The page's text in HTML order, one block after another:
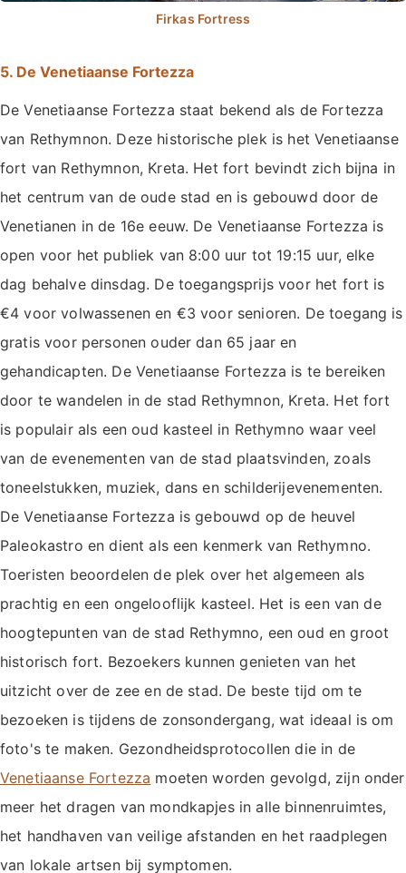
5. De Venetiaanse Fortezza
De Venetiaanse Fortezza staat bekend als de Fortezza
van Rethymnon. Deze historische plek is het Venetiaanse
fort van Rethymnon, Kreta. Het fort bevindt zich bijna in
het centrum van de oude stad en is gebouwd door de
Venetianen in de 16e eeuw. De Venetiaanse Fortezza is
open voor het publiek van 8:00 uur tot 19:15 uur, elke
dag behalve dinsdag. De toegangsprijs voor het fort is
€4 voor volwassenen en €3 voor senioren. De toegang is
gratis voor personen ouder dan 65 jaar en
gehandicapten. De Venetiaanse Fortezza is te bereiken
door te wandelen in de stad Rethymnon, Kreta. Het fort
is populair als een oud kasteel in Rethymno waar veel
van de evenementen van de stad plaatsvinden, zoals
toneelstukken, muziek, dans en schilderijevenementen.
De Venetiaanse Fortezza is gebouwd op de heuvel
Paleokastro en dient als een kenmerk van Rethymno.
Toeristen beoordelen de plek over het algemeen als
prachtig en een ongelooflijk kasteel. Het is een van de
hoogtepunten van de stad Rethymno, een oud en groot
historisch fort. Bezoekers kunnen genieten van het
uitzicht over de zee en de stad. De beste tijd om te
bezoeken is tijdens de zonsondergang, wat ideaal is om
foto's te maken. Gezondheidsprotocollen die in de
Venetiaanse Fortezza moeten worden gevolgd, zijn onder
meer het dragen van mondkapjes in alle binnenruimtes,
het handhaven van veilige afstanden en het raadplegen
van lokale artsen bij symptomen.